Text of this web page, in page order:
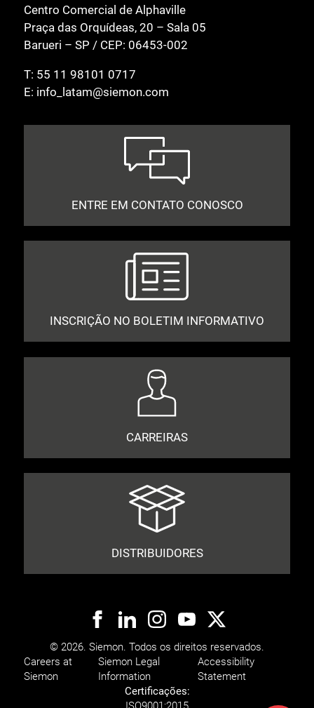
Centro Comercial de Alphaville
Praça das Orquídeas, 20 – Sala 05
Barueri – SP / CEP: 06453-002
T: 55 11 98101 0717
E: info_latam@siemon.com
ENTRE EM CONTATO CONOSCO
INSCRIÇÃO NO BOLETIM INFORMATIVO
CARREIRAS
DISTRIBUIDORES
© 2026. Siemon. Todos os direitos reservados.
Careers at
Siemon
Siemon Legal
Information
Accessibility
Statement
Certificações: